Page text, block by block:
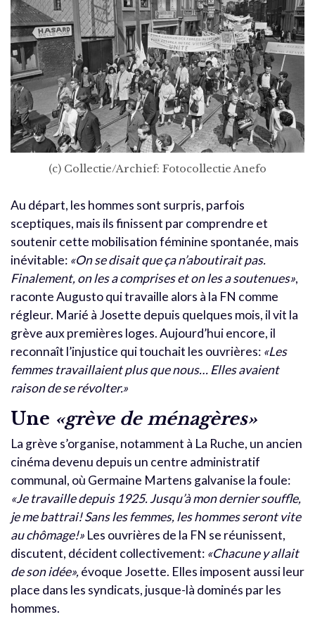
(c) Collectie/Archief: Fotocollectie Anefo
Au départ, les hommes sont surpris, parfois
sceptiques, mais ils finissent par comprendre et
soutenir cette mobilisation féminine spontanée, mais
inévitable: «On se disait que ça n’aboutirait pas.
Finalement, on les a comprises et on les a soutenues»,
raconte Augusto qui travaille alors à la FN comme
régleur. Marié à Josette depuis quelques mois, il vit la
grève aux premières loges. Aujourd’hui encore, il
reconnaît l’injustice qui touchait les ouvrières: «Les
femmes travaillaient plus que nous… Elles avaient
raison de se révolter.»
Une «grève de ménagères»
La grève s’organise, notamment à La Ruche, un ancien
cinéma devenu depuis un centre administratif
communal, où Germaine Martens galvanise la foule:
«Je travaille depuis 1925. Jusqu’à mon dernier souffle,
je me battrai! Sans les femmes, les hommes seront vite
au chômage!» Les ouvrières de la FN se réunissent,
discutent, décident collectivement: «Chacune y allait
de son idée»,évoque Josette. Elles imposent aussi leur
place dans les syndicats, jusque-là dominés par les
hommes.